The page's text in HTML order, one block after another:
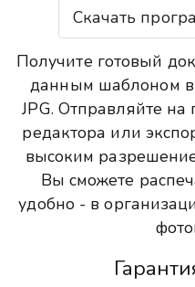
Скачать
Получите готовый
данным шаблоном
JPG. Отправляйте
редактора или
высоким
Вы сможете
удобно - в